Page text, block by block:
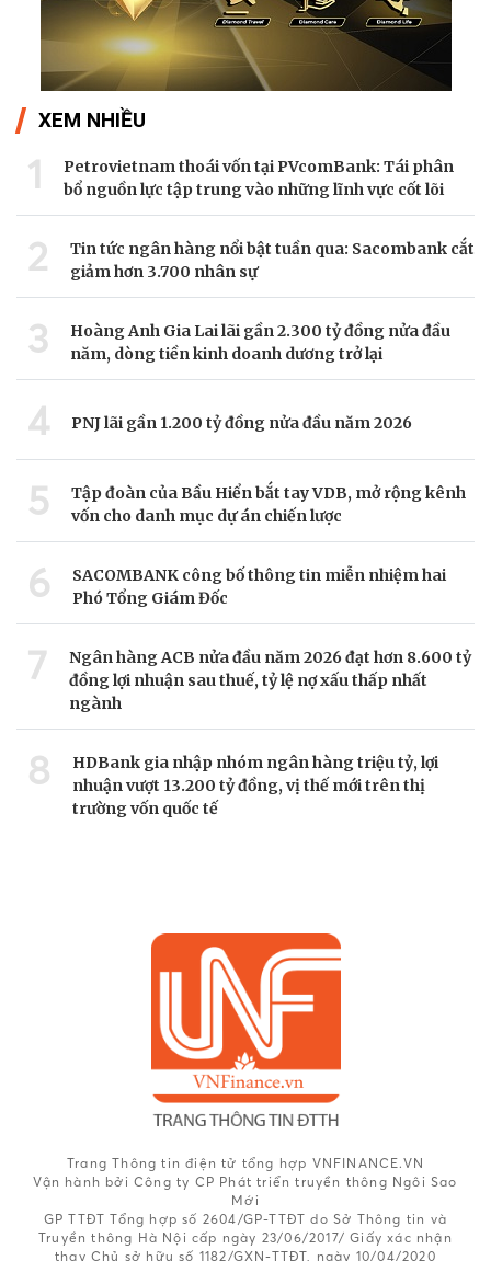
XEM NHIỀU
1
Petrovietnam thoái vốn tại PVcomBank: Tái phân
bổ nguồn lực tập trung vào những lĩnh vực cốt lõi
2
Tin tức ngân hàng nổi bật tuần qua: Sacombank cắt
giảm hơn 3.700 nhân sự
3
Hoàng Anh Gia Lai lãi gần 2.300 tỷ đồng nửa đầu
năm, dòng tiền kinh doanh dương trở lại
4 PNJ lãi gần 1.200 tỷ đồng nửa đầu năm 2026
5
Tập đoàn của Bầu Hiển bắt tay VDB, mở rộng kênh
vốn cho danh mục dự án chiến lược
6
SACOMBANK công bố thông tin miễn nhiệm hai
Phó Tổng Giám Đốc
7
Ngân hàng ACB nửa đầu năm 2026 đạt hơn 8.600 tỷ
đồng lợi nhuận sau thuế, tỷ lệ nợ xấu thấp nhất
ngành
8
HDBank gia nhập nhóm ngân hàng triệu tỷ, lợi
nhuận vượt 13.200 tỷ đồng, vị thế mới trên thị
trường vốn quốc tế
Trang Thông tin điện tử tổng hợp VNFINANCE.VN
Vận hành bởi Công ty CP Phát triển truyền thông Ngôi Sao
Mới
GP TTĐT Tổng hợp số 2604/GP-TTĐT do Sở Thông tin và
Truyền thông Hà Nội cấp ngày 23/06/2017/ Giấy xác nhận
thay Chủ sở hữu số 1182/GXN-TTĐT, ngày 10/04/2020